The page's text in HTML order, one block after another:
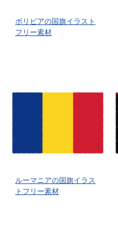
ボリビアの国旗イラスト
フリー素材
ルーマニアの国旗イラス
トフリー素材